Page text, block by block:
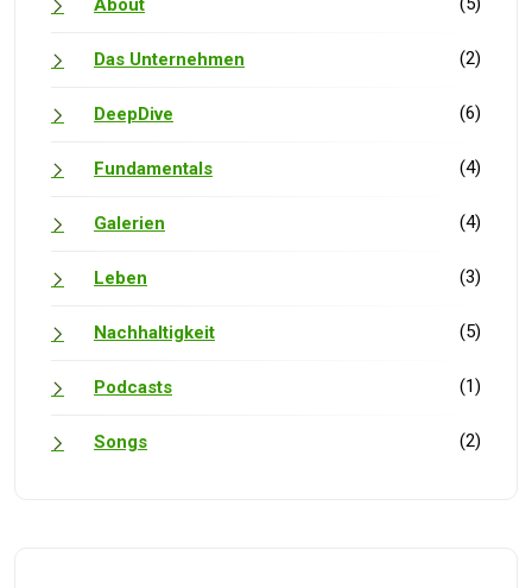
About
Das Unternehmen (2)
DeepDive (6)
Fundamentals (4)
Galerien (4)
Leben (3)
Nachhaltigkeit (5)
Podcasts (1)
Songs (2)